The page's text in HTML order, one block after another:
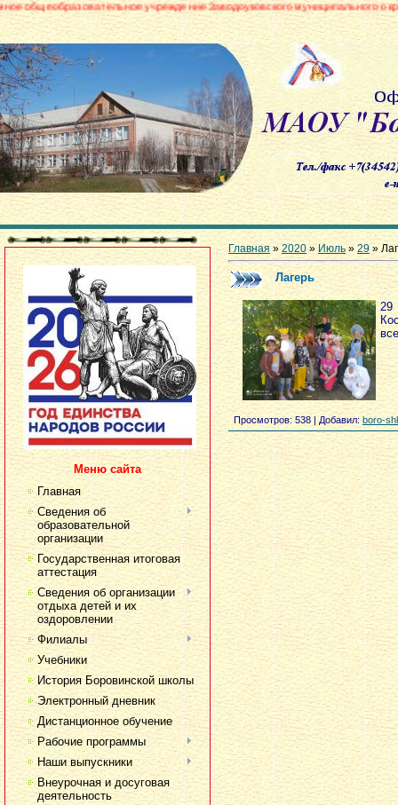
учреждение Заводоуковского муниципального округа
Меню сайта
Главная
Сведения об
образовательной
организации
Государственная итоговая
аттестация
Сведения об организации
отдыха детей и их
оздоровлении
Филиалы
Учебники
История Боровинской школы
Электронный дневник
Дистанционное обучение
Рабочие программы
Наши выпускники
Внеурочная и досуговая
деятельность
Главная »2020 » Июль » 29 »
Лагерь
29
Просмотров: 538 | Добавил: boro-